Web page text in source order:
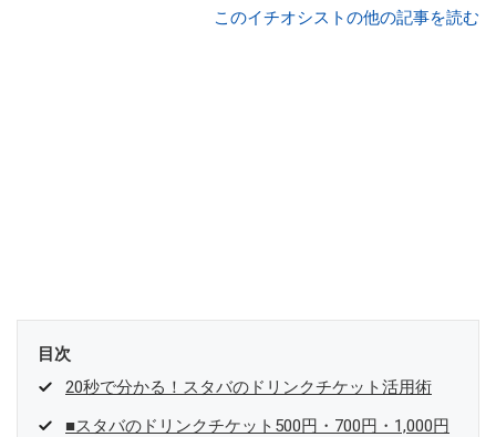
インフルエンサーが実際に使用してレビューしています。毎日トレン
このイチオシストの他の記事を読む
目次
20秒で分かる！スタバのドリンクチケット活用術
■スタバのドリンクチケット500円・700円・1,000円